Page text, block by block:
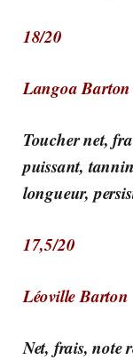
18/20
Langoa Barton
Toucher net,
puissant,
longueur,
17,5/20
Léoville Barton
Net, frais, note